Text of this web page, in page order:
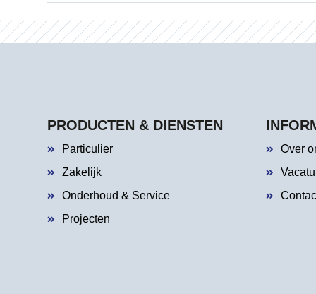
PRODUCTEN & DIENSTEN
Particulier
Zakelijk
Onderhoud & Service
Projecten
Over